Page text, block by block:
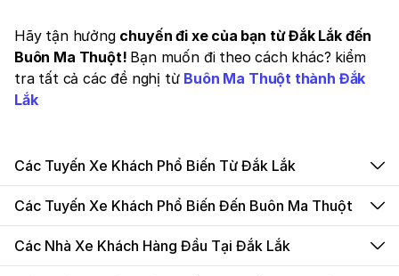
Hãy tận hưởng chuyến đi xe của bạn từ Đắk Lắk đến
Buôn Ma Thuột! Bạn muốn đi theo cách khác? kiểm
tra tất cả các đề nghị từ Buôn Ma Thuột thành Đắk
Lắk
Các Tuyến Xe Khách Phổ Biến Từ Đắk Lắk
Các Tuyến Xe Khách Phổ Biến Đến Buôn Ma Thuột
Các Nhà Xe Khách Hàng Đầu Tại Đắk Lắk